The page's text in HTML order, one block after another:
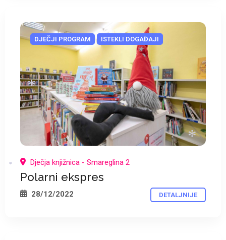
DJEČJI PROGRAM ISTEKLI DOGAĐAJI
Dječja knjižnica - Smareglina 2
Polarni ekspres
28/12/2022 DETALJNIJE
*
*